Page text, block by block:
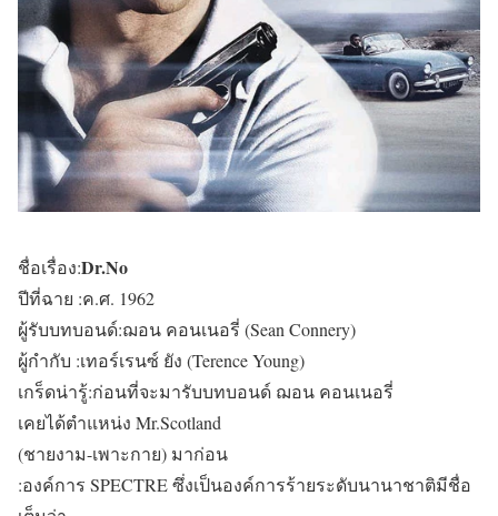
ชื่อเรื่อง:Dr.No
ปีที่ฉาย :ค.ศ. 1962
ผู้รับบทบอนด์:ฌอน คอนเนอรี่ (Sean Connery)
ผู้กำกับ :เทอร์เรนซ์ ยัง (Terence Young)
เกร็ดน่ารู้:ก่อนที่จะมารับบทบอนด์ ฌอน คอนเนอรี่
เคยได้ตำแหน่ง Mr.Scotland
(ชายงาม-เพาะกาย) มาก่อน
:องค์การ SPECTRE ซึ่งเป็นองค์การร้ายระดับนานาชาติมีชื่อ